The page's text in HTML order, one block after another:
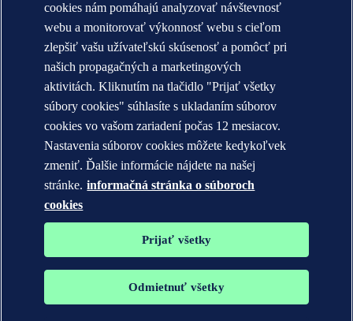
KONTAKT:
Zoznámte sa s tímom DNV
Vyhlásenie o ochrane súkromia
Terms of Use
Copyright © DNV AS 2026
Informácie o súboroch cookies
Ochranné známky DNV GL®, DNV®, The Horizon Graphic a Det
cookies nám pomáhajú analyzovať návštevnosť
webu a monitorovať výkonnosť webu s cieľom
zlepšiť vašu užívateľskú skúsenosť a pomôcť pri
našich propagačných a marketingových
aktivitách. Kliknutím na tlačidlo "Prijať všetky
súbory cookies" súhlasíte s ukladaním súborov
cookies vo vašom zariadení počas 12 mesiacov.
Nastavenia súborov cookies môžete kedykoľvek
zmeniť. Ďalšie informácie nájdete na našej
stránke. informačná stránka o súboroch
cookies
Prijať všetky
Odmietnuť všetky